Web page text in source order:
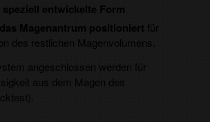
speziell entwickelte Form
Magenantrum positioniert für
des restlichen Magenvolumens.
angeschlossen werden für
aus dem Magen des